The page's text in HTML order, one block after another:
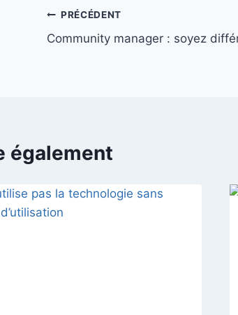
PRÉCÉDENT
Community manager : soyez
également